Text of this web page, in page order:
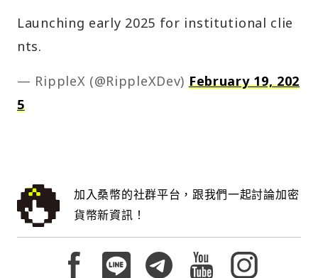
Launching early 2025 for institutional clie
nts.
— RippleX (@RippleXDev) February 19, 202
5
加入桑幣的社群平台，跟我們一起討論加密
貨幣新資訊！